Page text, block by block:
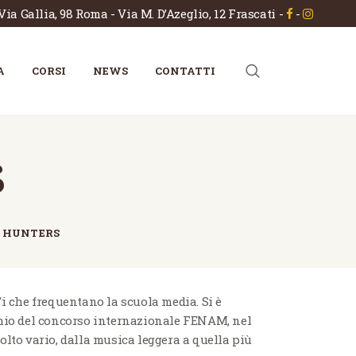
Gallia, 98 Roma - Via M. D’Azeglio, 12 Frascati - -
CORSI NEWS CONTATTI
frequentano la scuola media. Si è
del concorso internazionale FENAM, nel
vario, dalla musica leggera a quella più